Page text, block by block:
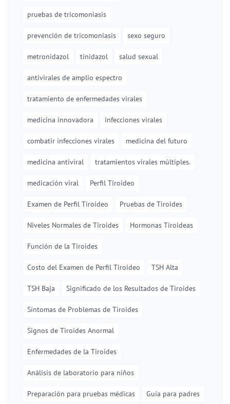
pruebas de tricomoniasis
prevención de tricomoniasis sexo seguro
metronidazol tinidazol salud sexual
antivirales de amplio espectro
tratamiento de enfermedades virales
medicina innovadora infecciones virales
combatir infecciones virales medicina del futuro
medicina antiviral tratamientos virales múltiples.
medicación viral Perfil Tiroideo
Examen de Perfil Tiroideo Pruebas de Tiroides
Niveles Normales de Tiroides Hormonas Tiroideas
Función de la Tiroides
Costo del Examen de Perfil Tiroideo TSH Alta
TSH Baja Significado de los Resultados de Tiroides
Síntomas de Problemas de Tiroides
Signos de Tiroides Anormal
Enfermedades de la Tiroides
Análisis de laboratorio para niños
Preparación para pruebas médicas Guía para padres